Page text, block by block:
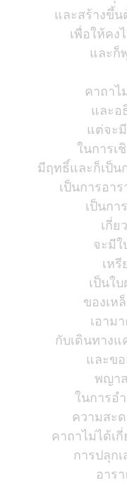
และสร้างขึ้น
เพื่อให้ค
และ
คาถาไ
และอ
แต่จะ
ในการเ
มีฤทธิ์และก็เป็น
เป็นการอา
เป็นกา
เกี่ย
จะมี
เห
เป็นใ
ของเห
เอาม
กับเดินทาง
และข
พญา
ในการอ
ความสะ
คาถาไม่ได้เ
การปลุก
อาร